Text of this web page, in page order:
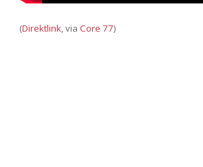
(Direktlink, via Core 77)